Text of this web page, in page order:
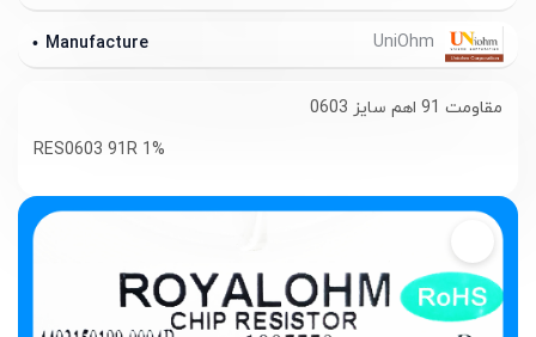
Manufacture
مقاومت 91 اهم سایز 0603
RES0603 91R 1%